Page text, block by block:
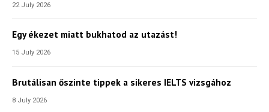
Költözünk!
játék -
22 July 2026
Egy ékezet miatt bukhatod az utazást!
15 July 2026
Brutálisan őszinte tippek a sikeres IELTS vizsgához
8 July 2026